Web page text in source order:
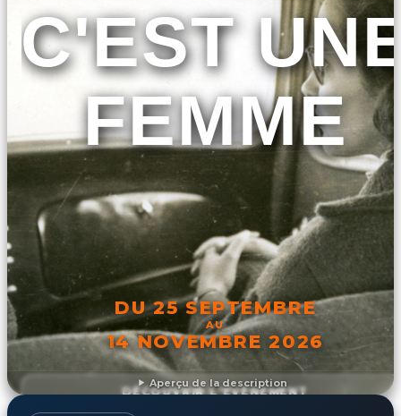
Aperçu de la description
C'EST
FEMME
DU 25 SEPTEMBRE
AU
14 NOVEMBRE 2026
DÉCOUVRIR L'ÉVÉNEMENT